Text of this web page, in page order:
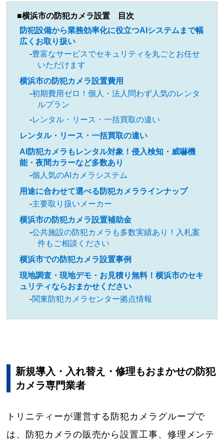
横浜市の防犯カメラ設置 目次
防犯設備から業務効率化に役立つAIシステムまで幅
広くお取り扱い
豊富なサービスでセキュリティを丸ごとお任せ
いただけます
横浜市の防犯カメラ設置費用
初期費用ゼロ！個人・法人問わず人気のレンタ
ルプラン
レンタル・リース・一括買取の違い
レンタル・リース・一括買取の違い
AI防犯カメラもレンタル対象！侵入検知・威嚇機
能・夜間カラーなど多数あり
個人気のAIカメラシステム
用途に合わせて選べる防犯カメララインナップ
主要取り扱いメーカー
横浜市の防犯カメラ設置補助金
公共施設の防犯カメラも多数実績あり！入札案
件もご相談ください
横浜市での防犯カメラ設置事例
現地調査・現地デモ・お見積り無料！横浜市のセキ
ュリティならおまかせください
関東防犯カメラセンター拠点情報
新規導入・入れ替え・修理もおまかせの防犯
カメラ専門業者
トリニティーが運営する防犯カメラグループで
は、防犯カメラの販売から設置工事、修理メンテ